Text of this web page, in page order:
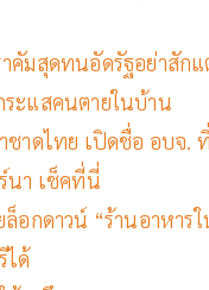
คัมสุดทนอัดรัฐอย่าสักแ
ะแสคนตายในบ้าน
ชาดไทย เปิดชื่อ อบจ.
นา เช็คที่นี่
อกดาวน์ “ร้านอาหาร
ได้